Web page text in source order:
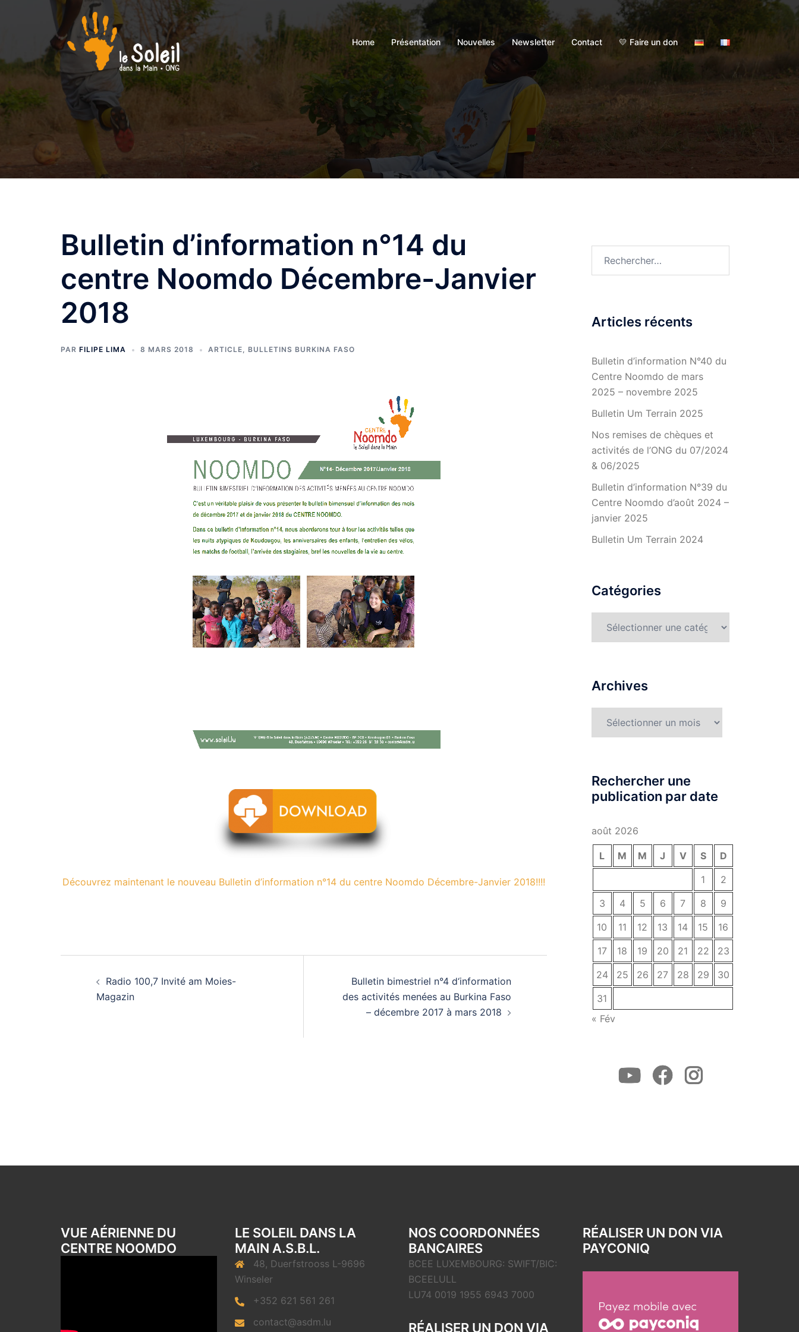
Home Présentation Nouvelles Newsletter Contact 💛 Faire un don
Bulletin d’information n°14 du
centre Noomdo Décembre-Janvier
2018
PAR FILIPE LIMA 8 MARS 2018 ARTICLE, BULLETINS BURKINA FASO
Découvrez maintenant le nouveau Bulletin d’information n°14 du centre Noomdo Décembre-Janvier 2018!!!!
Navigation
d’article
Radio 100,7 Invité am Moies-
Magazin
Bulletin bimestriel n°4 d‘information
des activités menées au Burkina Faso
– décembre 2017 à mars 2018
Articles récents
Bulletin d’information N°40 du
Centre Noomdo de mars
2025 – novembre 2025
Bulletin Um Terrain 2025
Nos remises de chèques et
activités de l’ONG du 07/2024
& 06/2025
Bulletin d’information N°39 du
Centre Noomdo d’août 2024 –
janvier 2025
Bulletin Um Terrain 2024
Catégories
Archives
Rechercher une
publication par date
août 2026
L M M J V S
D
1
2
3
4 5 6 7 8
9
10
11 12 13 14 15
16
17
18 19 20 21 22
23
24
25 26 27 28 29
30
31
« Fév
YoutubeFacebookInstagram
VUE AÉRIENNE DU
CENTRE NOOMDO
LE SOLEIL DANS LA
MAIN A.S.B.L.
48, Duerfstrooss L-9696
Winseler
+352 621 561 261
contact@asdm.lu
NOS COORDONNÉES
BANCAIRES
BCEE LUXEMBOURG: SWIFT/BIC:
BCEELULL
LU74 0019 1955 6943 7000
RÉALISER UN DON VIA
RÉALISER UN DON VIA
PAYCONIQ